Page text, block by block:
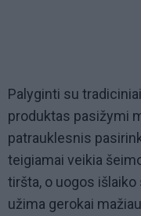
Palyginti su
produktas pasižymi
patrauklesnis
teigiamai veikia
tiršta, o uogos
užima gerokai